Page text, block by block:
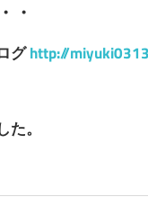
・
グhttp://
。